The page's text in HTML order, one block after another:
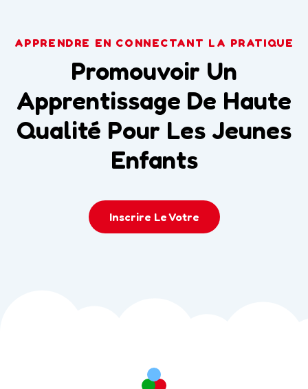
APPRENDRE EN CONNECTANT LA PRATIQUE
Promouvoir Un
Apprentissage De Haute
Qualité Pour Les Jeunes
Enfants
Inscrire Le Votre